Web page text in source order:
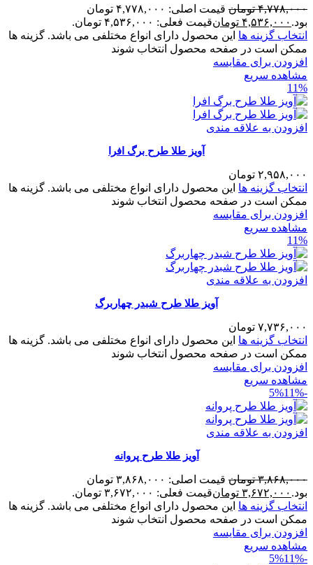
۴,۷۷۸,۰۰۰ تومان
قیمت اصلی: ۴,۷۷۸,۰۰۰ تومان
بود. ۴,۵۳۶,۰۰۰ تومانقیمت فعلی: ۴,۵۳۶,۰۰۰ تومان.
انتخاب گزینه ها این محصول دارای انواع مختلفی می باشد. گزینه ها
ممکن است در صفحه محصول انتخاب شوند
افزودن برای مقایسه
مشاهده سریع
11%
افزودن به علاقه مندی
آویز طلا طرح برگ افرا
۲,۹۵۸,۰۰۰ تومان
انتخاب گزینه ها این محصول دارای انواع مختلفی می باشد. گزینه ها
ممکن است در صفحه محصول انتخاب شوند
افزودن برای مقایسه
مشاهده سریع
11%
افزودن به علاقه مندی
آویز طلا طرح شبدر چهاربرگ
۷,۷۳۶,۰۰۰ تومان
انتخاب گزینه ها این محصول دارای انواع مختلفی می باشد. گزینه ها
ممکن است در صفحه محصول انتخاب شوند
افزودن برای مقایسه
مشاهده سریع
-5%
11%
افزودن به علاقه مندی
آویز طلا طرح پروانه
۳,۸۶۸,۰۰۰ تومان
قیمت اصلی: ۳,۸۶۸,۰۰۰ تومان
بود. ۳,۶۷۲,۰۰۰ تومانقیمت فعلی: ۳,۶۷۲,۰۰۰ تومان.
انتخاب گزینه ها این محصول دارای انواع مختلفی می باشد. گزینه ها
ممکن است در صفحه محصول انتخاب شوند
افزودن برای مقایسه
مشاهده سریع
-5%
11%